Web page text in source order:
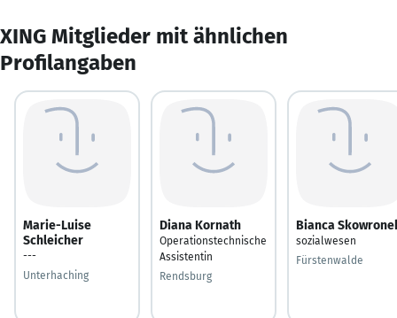
XING Mitglieder mit ähnlichen
Profilangaben
Marie-Luise
Schleicher
---
Unterhaching
Diana Kornath
Operationstechnische
Assistentin
Rendsburg
Bianca
sozialwesen
Fürstenwalde